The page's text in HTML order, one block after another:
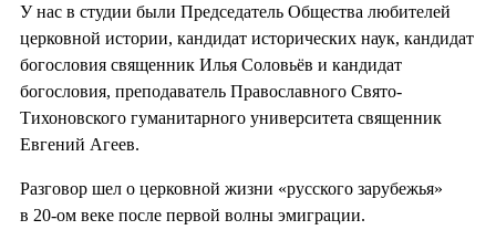
У нас в студии были Председатель Общества любителей
церковной истории, кандидат исторических наук, кандидат
богословия священник Илья Соловьёв и кандидат
богословия, преподаватель Православного Свято-
Тихоновского гуманитарного университета священник
Евгений Агеев.
Разговор шел о церковной жизни «русского зарубежья»
в 20-ом веке после первой волны эмиграции.